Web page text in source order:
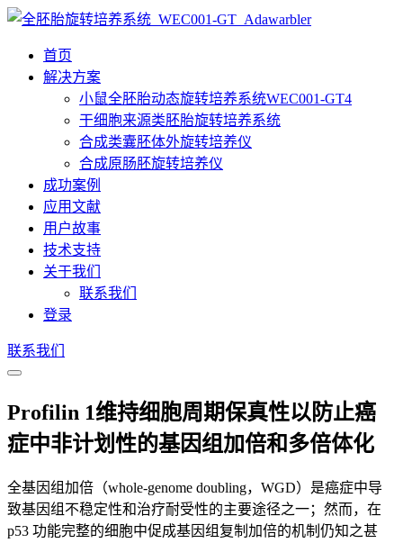
首页
解决方案
小鼠全胚胎动态旋转培养系统WEC001-GT4
干细胞来源类胚胎旋转培养系统
合成类囊胚体外旋转培养仪
合成原肠胚旋转培养仪
成功案例
应用文献
用户故事
技术支持
关于我们
联系我们
登录
联系我们
Profilin 1维持细胞周期保真性以防止癌
症中非计划性的基因组加倍和多倍体化
全基因组加倍（whole-genome doubling，WGD）是癌症中导
致基因组不稳定性和治疗耐受性的主要途径之一；然而，在
p53 功能完整的细胞中促成基因组复制加倍的机制仍知之甚